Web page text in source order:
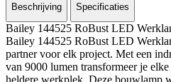
Beschrijving Specificaties
Bailey 144525 RoBust LED
Bailey 144525 RoBust LED
partner voor elk project. Met een
van 9000 lumen transformeer je